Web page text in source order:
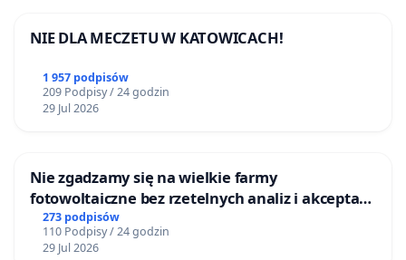
NIE DLA MECZETU W KATOWICACH!
1 957 podpisów
209 Podpisy / 24 godzin
29 Jul 2026
Nie zgadzamy się na wielkie farmy
fotowoltaiczne bez rzetelnych analiz i akceptacji
mieszkańców
273 podpisów
110 Podpisy / 24 godzin
29 Jul 2026